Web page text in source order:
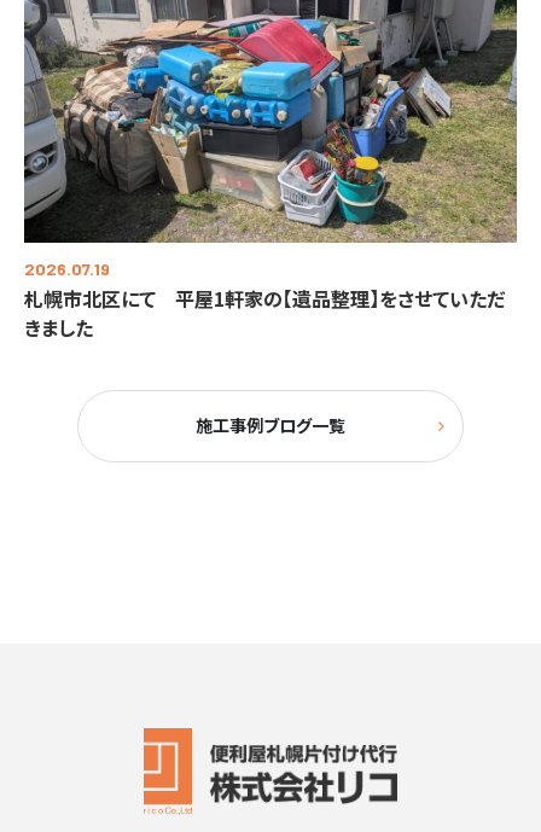
2026.07.19
札幌市北区にて 平屋1軒家の【遺品整理】をさせていただ
きました
施工事例ブログ一覧